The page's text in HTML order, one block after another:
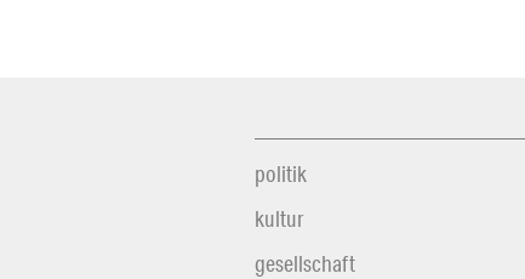
politik
kultur
gesellschaft